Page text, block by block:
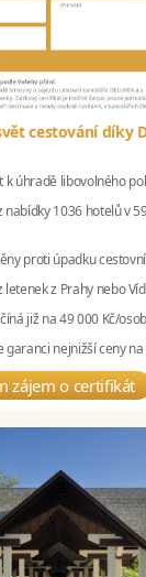
cestování díky
úhradě libovolného
1036 hotelů v
proti úpadku
z Prahy nebo
již na 49 000 Kč/
nejnižší ceny
zájem o certifikát